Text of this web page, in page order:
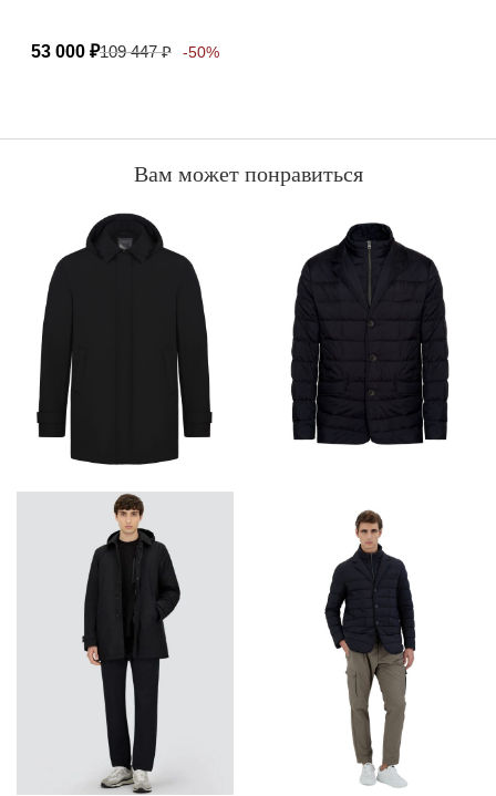
PORTOFINO
53 000 ₽109 447₽ -50%
Вам может понравиться